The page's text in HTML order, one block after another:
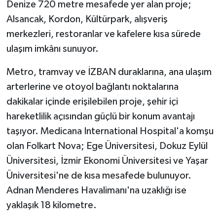
Denize 720 metre mesafede yer alan proje;
Alsancak, Kordon, Kültürpark, alışveriş
merkezleri, restoranlar ve kafelere kısa sürede
ulaşım imkânı sunuyor.
Metro, tramvay ve İZBAN duraklarına, ana ulaşım
arterlerine ve otoyol bağlantı noktalarına
dakikalar içinde erişilebilen proje, şehir içi
hareketlilik açısından güçlü bir konum avantajı
taşıyor. Medicana International Hospital'a komşu
olan Folkart Nova; Ege Üniversitesi, Dokuz Eylül
Üniversitesi, İzmir Ekonomi Üniversitesi ve Yaşar
Üniversitesi'ne de kısa mesafede bulunuyor.
Adnan Menderes Havalimanı'na uzaklığı ise
yaklaşık 18 kilometre.